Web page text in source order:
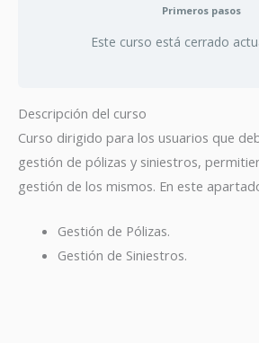
Primeros pasos
Este curso está cerrado
Descripción del curso
Curso dirigido para los usuarios que
gestión de pólizas y siniestros,
gestión de los mismos. En este
Gestión de Pólizas.
Gestión de Siniestros.